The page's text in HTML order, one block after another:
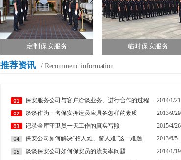
定制保安服务 临时保安服务
推荐资讯 / Recommend information
保安服务公司与客户洽谈业务、进行合作的过程中遇到的常见问题及妥善处理方法 2014/1/21
谈谈作为一名保安押运员应具备怎样的素质
2013/9/29
记录金库守卫员一天工作的真实写照
2015/4/26
保安公司如何解决“招人难、留人难”这一难题
2013/6/5
谈谈保安公司如何保安员的流失率问题
2014/1/19